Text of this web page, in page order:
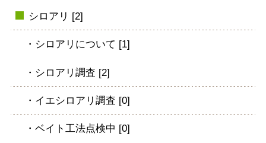
シロアリ [2]
シロアリについて [1]
シロアリ調査 [2]
イエシロアリ調査 [0]
ベイト工法点検中 [0]